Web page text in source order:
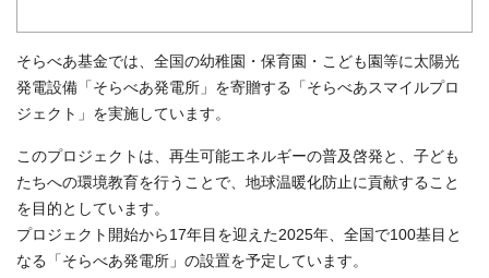
そらべあ基金では、全国の幼稚園・保育園・こども園等に太陽光
発電設備「そらべあ発電所」を寄贈する「そらべあスマイルプロ
ジェクト」を実施しています。
このプロジェクトは、再生可能エネルギーの普及啓発と、子ども
たちへの環境教育を行うことで、地球温暖化防止に貢献すること
を目的としています。
プロジェクト開始から17年目を迎えた2025年、全国で100基目と
なる「そらべあ発電所」の設置を予定しています。